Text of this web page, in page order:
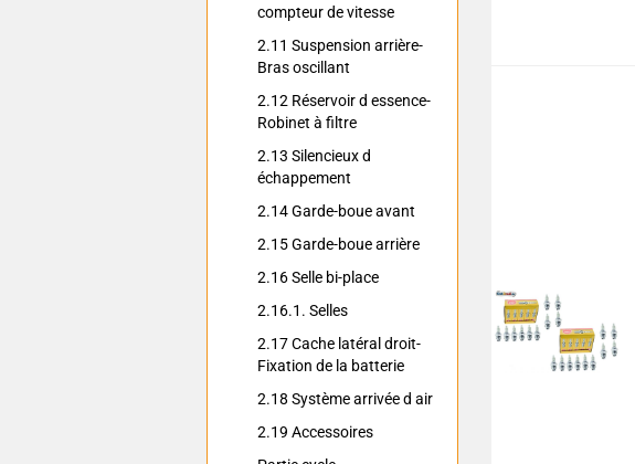
compteur de vitesse
2.11 Suspension arrière-
Bras oscillant
2.12 Réservoir d essence-
Robinet à filtre
2.13 Silencieux d
échappement
2.14 Garde-boue avant
2.15 Garde-boue arrière
2.16 Selle bi-place
2.16.1. Selles
2.17 Cache latéral droit-
Fixation de la batterie
2.18 Système arrivée d air
2.19 Accessoires